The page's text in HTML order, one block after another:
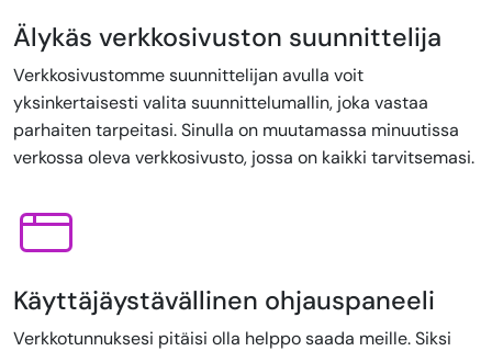
Älykäs verkkosivuston suunnittelija
Verkkosivustomme suunnittelijan avulla voit
yksinkertaisesti valita suunnittelumallin, joka vastaa
parhaiten tarpeitasi. Sinulla on muutamassa minuutissa
verkossa oleva verkkosivusto, jossa on kaikki tarvitsemasi.
Käyttäjäystävällinen ohjauspaneeli
Verkkotunnuksesi pitäisi olla helppo saada meille. Siksi